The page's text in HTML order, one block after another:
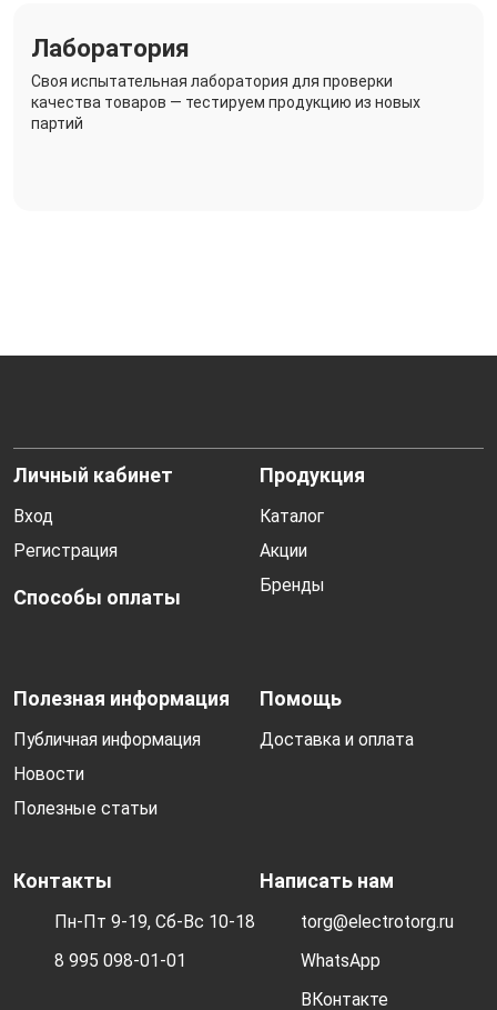
Лаборатория
Своя испытательная лаборатория для проверки
качества товаров — тестируем продукцию из новых
партий
Личный кабинет
Вход
Регистрация
Способы оплаты
Продукция
Каталог
Акции
Бренды
Полезная информация
Публичная информация
Новости
Полезные статьи
Помощь
Доставка и оплата
Контакты
Пн-Пт 9-19, Сб-Вс 10-18
8 995 098-01-01
Написать нам
torg@electrotorg.ru
WhatsApp
ВКонтакте